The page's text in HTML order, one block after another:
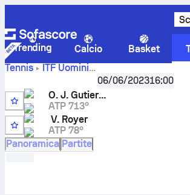
Trending Calcio Basket
Tennis
ITF Uomini
Cordoba, Singles Main, M-ITF-ESP-29A
Risultati in tempo reale e H2H di
contro
Valentin Royer
06/06/202316:00
O. J. Gutierrez
ATP 713º
2
V. Royer
ATP 78º
Panoramica Partite